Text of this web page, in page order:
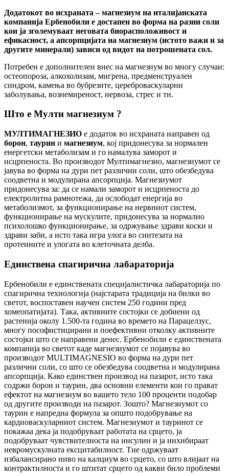
Додатокот во исхраната – магнезиум на италијанската
компанија Ербенобили е достапен во форма на разни соли
кои ја зголемуваат неговата биорасположивост и
ефикасност, а апсорпцијата на магнезиум (истото важи и за
другите минерали) зависи од видот на потрошената сол.
Потребен е дополнителен внес на магнезиум во многу случаи:
остеопороза, алкохолизам, мигрена, предменструален
синдром, камења во бубрезите, цереброваскуларни
заболувања, вознемиреност, нервоза, стрес и тн.
Што е Мулти магнезиум ?
МУЛТИМАГНЕЗИО е додаток во исхраната направен од
борон, таурин и магнезиум, кој придонесува за нормален
енергетски метаболизам и го намалува заморот и
исцрпеноста. Во производот Мултимагнезио, магнезиумот се
јавува во форма на дури пет различни соли, што обезбедува
соодветна и модулирана апсорпција. Магнезиумот
придонесува за: да се намали заморот и исцрпеноста до
електролитна рамнотежа, да ослободат енергија во
метаболизмот, за функционирање на нервниот систем,
функционирање на мускулите, придонесува за нормално
психолошко функционирање, за одржување здрави коски и
здрави заби, а исто така игра улога во синтезата на
протеините и улогата во клеточната делба.
Единствена спагирична лабараторија
Ербенобили е единствената специјалистичка лабараторија по
спагирична технологија (најстарата традиција на билки во
светот, воспоставен научен систем 250 години пред
хомеопатијата). Така, активните состојки се добиени од
растенија околу 1.500-та година во времето на Парацелзус,
многу пософистицирани и поефективни отколку активните
состојки што се направени денес. Ербенобили е единствената
компанија во светот каде магнезиумот се појавува во
производот MULTIMAGNESIO во форма на дури пет
различни соли, со што се обезбедува соодветна и модулирана
апсорпција. Како единствен производ на пазарот, исто така
содржи борон и таурин, два основни елементи кои го прават
ефектот на магнезиум во вашето тело 100 проценти подобар
од другите производи на пазарот. Зошто? Магнезиумот со
таурин е напредна формула за општо подобрување на
кардиоваскуларниот систем. Магнезиумот и тауринот се
покажаа дека ја подобруваат работата на срцето, ја
подобруваат чувствителноста на инсулин и ја инхибираат
невромускулната ексцитабилност. Тие одржуваат
избалансирано ниво на калциум во срцето, со што влијаат на
контрактилноста и го штитат срцето од какви било проблеми